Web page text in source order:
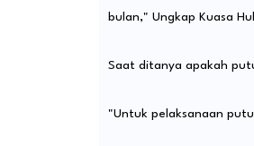
bulan," Ungkap Kuasa
Saat ditanya apakah
"Untuk pelaksanaan